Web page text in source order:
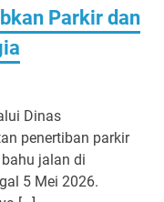
Parkir dan
Dinas
penertiban parkir
jalan di
5 Mei 2026.